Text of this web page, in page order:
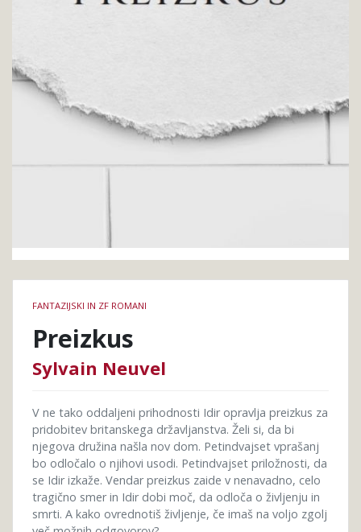
knjige
FANTAZIJSKI IN ZF ROMANI
Preizkus
Sylvain Neuvel
V ne tako oddaljeni prihodnosti Idir opravlja preizkus za
pridobitev britanskega državljanstva. Želi si, da bi
njegova družina našla nov dom. Petindvajset vprašanj
bo odločalo o njihovi usodi. Petindvajset priložnosti, da
se Idir izkaže. Vendar preizkus zaide v nenavadno, celo
tragično smer in Idir dobi moč, da odloča o življenju in
smrti. A kako ovrednotiš življenje, če imaš na voljo zgolj